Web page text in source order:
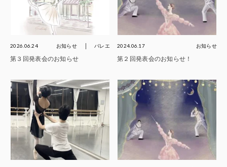
2026.06.24 お知らせ バレエ
第３回発表会のお知らせ
2024.06.17 お知らせ
第２回発表会のお知らせ！